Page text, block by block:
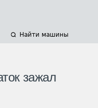
Найти машины
зажал